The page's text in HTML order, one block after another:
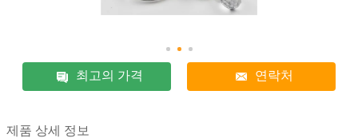
최고의 가격 연락처
제품 상세 정보